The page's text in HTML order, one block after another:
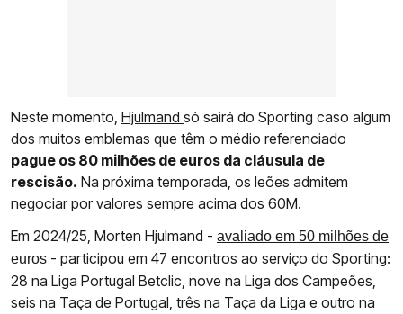
Neste momento, Hjulmand só sairá do Sporting caso algum
dos muitos emblemas que têm o médio referenciado
pague os 80 milhões de euros da cláusula de
rescisão. Na próxima temporada, os leões admitem
negociar por valores sempre acima dos 60M.
Em 2024/25, Morten Hjulmand - avaliado em 50 milhões de
euros - participou em 47 encontros ao serviço do Sporting:
28 na Liga Portugal Betclic, nove na Liga dos Campeões,
seis na Taça de Portugal, três na Taça da Liga e outro na